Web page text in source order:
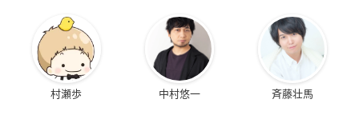
村瀬歩 中村悠一 斉藤壮馬